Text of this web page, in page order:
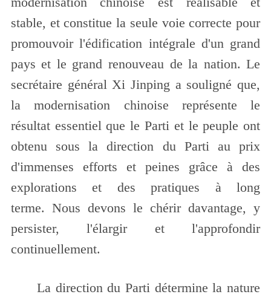
stable, et constitue la seule voie correcte pour
promouvoir l'édification intégrale d'un grand
pays et le grand renouveau de la nation. Le
secrétaire général Xi Jinping a souligné que,
la modernisation chinoise représente le
résultat essentiel que le Parti et le peuple ont
obtenu sous la direction du Parti au prix
d'immenses efforts et peines grâce à des
explorations et des pratiques à long
terme. Nous devons le chérir davantage, y
persister, l'élargir et l'approfondir
continuellement.
La direction du Parti détermine la nature